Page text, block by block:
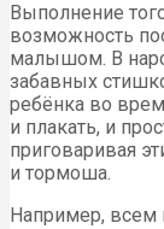
Выполнение
возможность
малышом. В
забавных
ребёнка во
и плакать, и
приговаривая
и тормоша.
Например, всем